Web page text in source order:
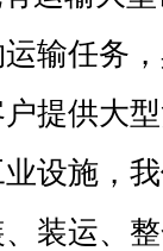
输任务
提供大
设施，
装运、